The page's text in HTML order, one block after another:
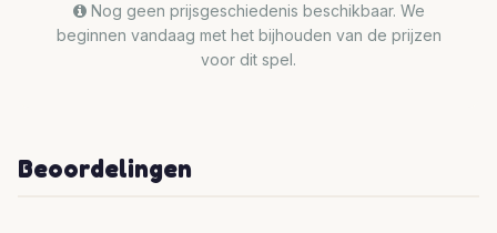
Nog geen prijsgeschiedenis beschikbaar. We
beginnen vandaag met het bijhouden van de prijzen
voor dit spel.
Beoordelingen